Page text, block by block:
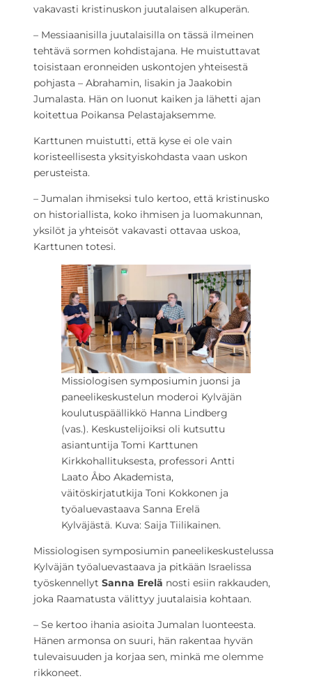
vakavasti kristinuskon juutalaisen alkuperän.
– Messiaanisilla juutalaisilla on tässä ilmeinen
tehtävä sormen kohdistajana. He muistuttavat
toisistaan eronneiden uskontojen yhteisestä
pohjasta – Abrahamin, Iisakin ja Jaakobin
Jumalasta. Hän on luonut kaiken ja lähetti ajan
koitettua Poikansa Pelastajaksemme.
Karttunen muistutti, että kyse ei ole vain
koristeellisesta yksityiskohdasta vaan uskon
perusteista.
– Jumalan ihmiseksi tulo kertoo, että kristinusko
on historiallista, koko ihmisen ja luomakunnan,
yksilöt ja yhteisöt vakavasti ottavaa uskoa,
Karttunen totesi.
Missiologisen symposiumin juonsi ja
paneelikeskustelun moderoi Kylväjän
koulutuspäällikkö Hanna Lindberg
(vas.). Keskustelijoiksi oli kutsuttu
asiantuntija Tomi Karttunen
Kirkkohallituksesta, professori Antti
Laato Åbo Akademista,
väitöskirjatutkija Toni Kokkonen ja
työaluevastaava Sanna Erelä
Kylväjästä. Kuva: Saija Tiilikainen.
Missiologisen symposiumin paneelikeskustelussa
Kylväjän työaluevastaava ja pitkään Israelissa
työskennellyt Sanna Erelä nosti esiin rakkauden,
joka Raamatusta välittyy juutalaisia kohtaan.
– Se kertoo ihania asioita Jumalan luonteesta.
Hänen armonsa on suuri, hän rakentaa hyvän
tulevaisuuden ja korjaa sen, minkä me olemme
rikkoneet.